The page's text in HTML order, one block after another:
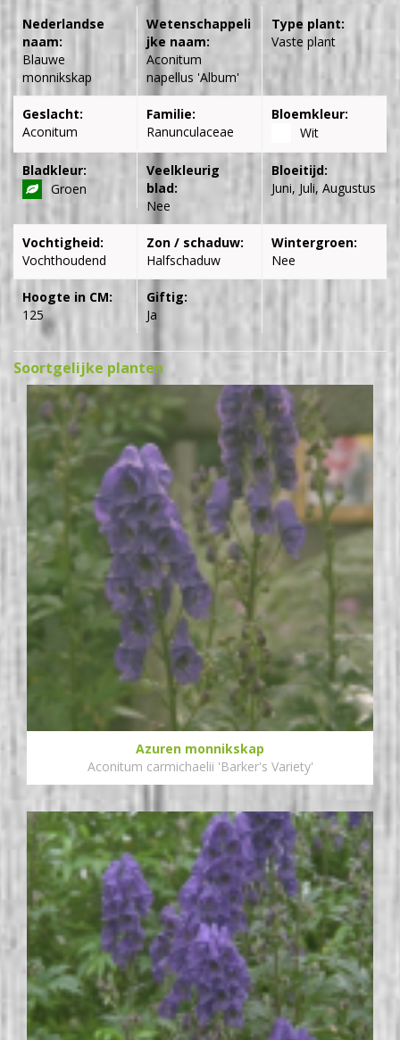
Nederlandse
naam:
Blauwe
monnikskap
Wetenschappeli
jke naam:
Aconitum
napellus 'Album'
Type plant:
Vaste plant
Geslacht:
Aconitum
Familie:
Ranunculaceae
Bloemkleur:
Wit
Bladkleur:
Groen
Veelkleurig
blad:
Nee
Bloeitijd:
Juni, Juli, Augustus
Vochtigheid:
Vochthoudend
Zon / schaduw:
Halfschaduw
Wintergroen:
Nee
Hoogte in CM:
125
Giftig:
Ja
Soortgelijke planten
Azuren monnikskap
Aconitum carmichaelii 'Barker's Variety'